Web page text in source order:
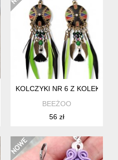
LIGHT TURQUOISE (8MM)
KOLCZYKI NR 6 Z KOLEKCJI
BEEŻOO
56 zł